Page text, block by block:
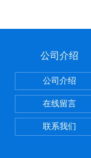
公司介绍
公司介绍
在线留言
联系我们